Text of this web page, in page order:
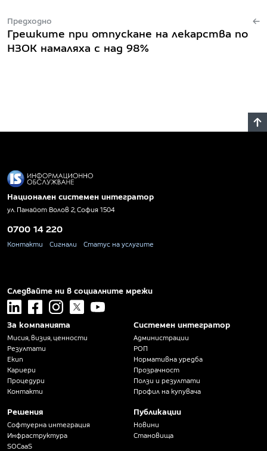
Предходно
Грешките при отпускане на лекарства по
НЗОК намаляха с над 98%
Национален системен интегратор
ул. Панайот Волов 2, София 1504
0700 14 220
Контакти Сигнали Статус на услугите
Следвайте ни в социалните мрежи
linkedin facebookinstagram
x youtube
За компанията
Мисия, визия, ценности
Резултати
Екип
Кариери
Процедури
Контакти
Решения
Софтуерна интеграция
Инфраструктура
SOCaaS
Системен интегратор
Администрации
РОП
Нормативна уредба
Прозрачност
Ползи и резултати
Профил на купувача
Публикации
Новини
Становища